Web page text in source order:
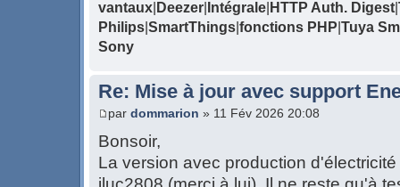
vantaux Deezer Intégrale HTTP Auth. Digest
Philips SmartThings fonctions PHP Tuya
Sony
Re: Mise à jour avec support
par dommarion » 11 Fév 2026 20:08
Bonsoir,
La version avec production